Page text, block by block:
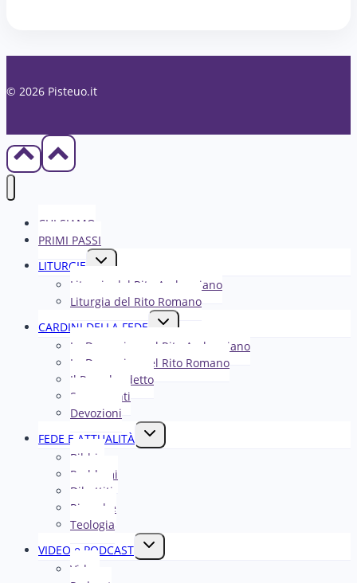
© 2026 Pisteuo.it
CHI SIAMO
PRIMI PASSI
LITURGIE
Alterna
figlio
Liturgia del Rito Ambrosiano
Liturgia del Rito Romano
CARDINI DELLA FEDE
Alterna
figlio
La Domenica nel R​​​​​​ito Ambrosiano
La Domenica nel Rito Romano
Il Papa ha detto
Sacramenti
Devozioni
FEDE E ATTUALITÀ
Alterna
menu
Bibbia
Problemi
Dibattiti
Ricerche
Teologia
VIDEO e PODCAST
Alterna
menu
Video